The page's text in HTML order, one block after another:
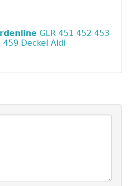
GLR 451 452 453
Deckel Aldi